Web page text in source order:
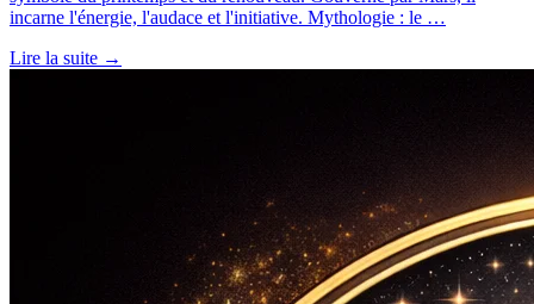
incarne l'énergie, l'audace et l'initiative. Mythologie : le …
Lire la suite →